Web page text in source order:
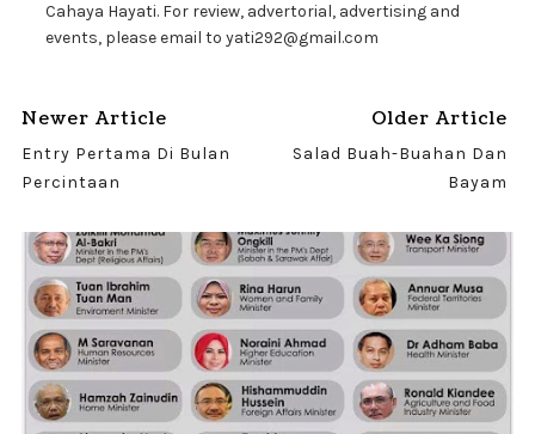
Cahaya Hayati. For review, advertorial, advertising and
events, please email to yati292@gmail.com
Newer Article
Entry Pertama Di Bulan
Percintaan
Older Article
Salad Buah-Buahan Dan
Bayam